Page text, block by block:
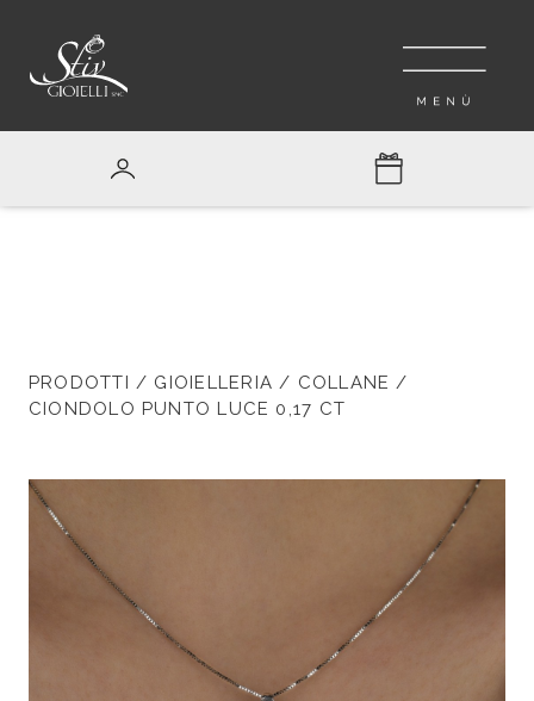
PRODOTTI / GIOIELLERIA / COLLANE /
CIONDOLO PUNTO LUCE 0,17 CT